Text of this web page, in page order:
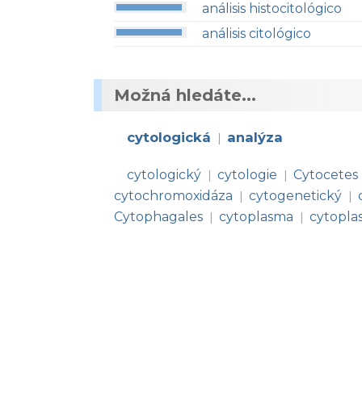
análisis histocitológico
análisis citológico
Možná hledáte...
cytologická | analýza
cytologický | cytologie | Cytocetes
cytochromoxidáza
| cytogenetický |
Cytophagales | cytoplasma |